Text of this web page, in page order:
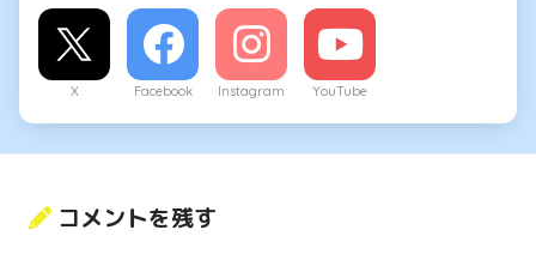
X Facebook Instagram YouTube
コメントを残す